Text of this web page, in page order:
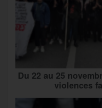
Du 22 au 25
violences